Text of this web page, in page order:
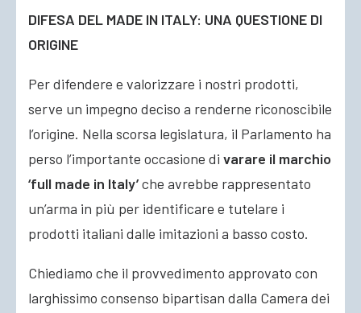
DIFESA DEL MADE IN ITALY: UNA QUESTIONE DI
ORIGINE
Per difendere e valorizzare i nostri prodotti,
serve un impegno deciso a renderne riconoscibile
l’origine. Nella scorsa legislatura, il Parlamento ha
perso l’importante occasione di varare il marchio
‘full made in Italy’che avrebbe rappresentato
un’arma in più per identificare e tutelare i
prodotti italiani dalle imitazioni a basso costo.
Chiediamo che il provvedimento approvato con
larghissimo consenso bipartisan dalla Camera dei